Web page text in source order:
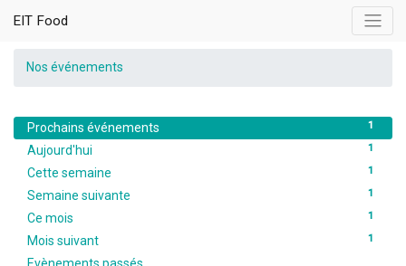
EIT Food
Nos événements
Prochains événements 1
Aujourd'hui 1
Cette semaine 1
Semaine suivante 1
Ce mois 1
Mois suivant 1